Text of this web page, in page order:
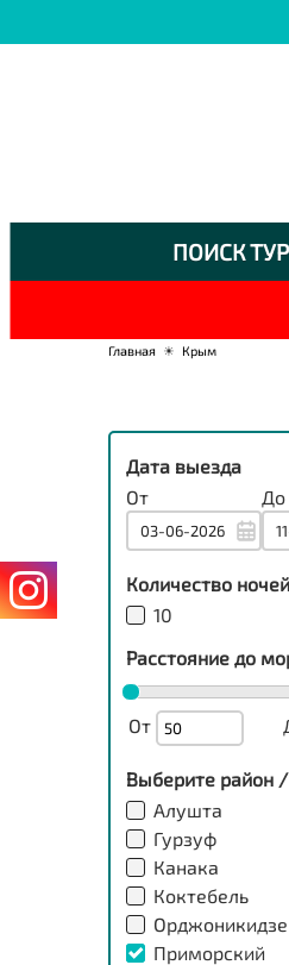
ПОИСК
Главная ☀ Крым
Дата выезда
От
До
Количество ночей
10
Расстояние до
От
Выберите район
Алушта
Гурзуф
Канака
Коктебель
Орджоникидзе
Приморский